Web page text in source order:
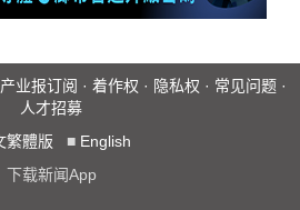
业报订阅 · 着作权 · 隐私权 · 常见问题 ·
人才招募
繁體版 ■ English
下载新闻App